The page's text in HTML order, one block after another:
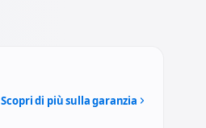
Scopri di più sulla garanzia